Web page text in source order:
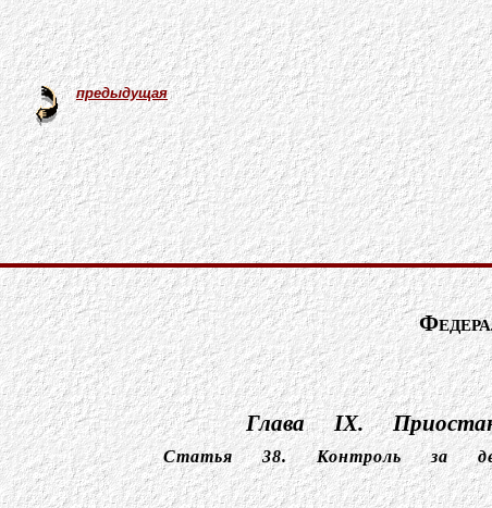
предыдущая
Глава IX.
Статья 38.Контроль за